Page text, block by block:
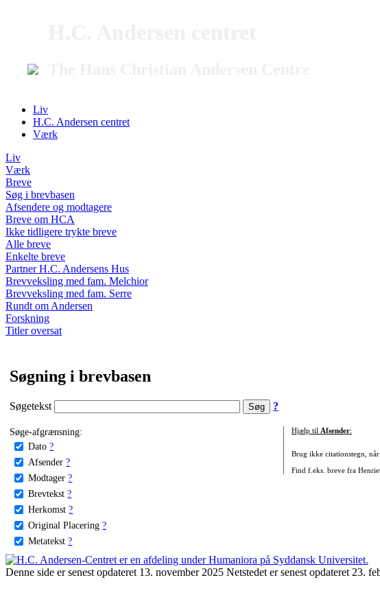
Liv
H.C. Andersen centret
Værk
Liv
Værk
Breve
Søg i brevbasen
Afsendere og modtagere
Breve om HCA
Ikke tidligere trykte breve
Alle breve
Enkelte breve
Partner H.C. Andersens Hus
Brevveksling med fam. Melchior
Brevveksling med fam. Serre
Rundt om Andersen
Forskning
Titler oversat
Søgning i brevbasen
Søgetekst ?
Søge-afgrænsning:
Dato ?
Afsender ?
Modtager ?
Brevtekst ?
Herkomst ?
Original Placering ?
Metatekst ?
Hjælp til Afsender:
Brug ikke citationstegn,
Find f.eks. breve fra
Denne side er senest opdateret 13. november 2025 Netstedet er senest opdateret 23.